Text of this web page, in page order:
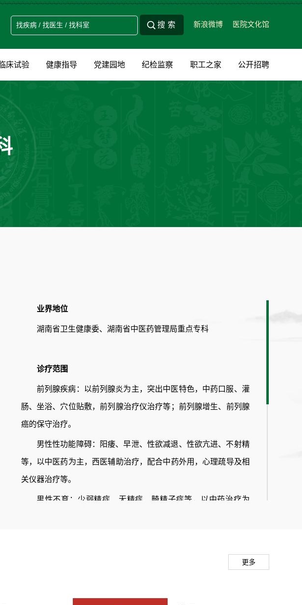
新浪微博 医院文化馆
临床试验 健康指导 党建园地 纪检监察 职工之家 公开招聘
业界地位
湖南省卫生健康委、湖南省中医药管理局重点专科
诊疗范围
前列腺疾病：以前列腺炎为主，突出中医特色，中药口服、灌
肠、坐浴、穴位贴敷，前列腺治疗仪治疗等；前列腺增生、前列腺
癌的保守治疗。
男性性功能障碍：阳痿、早泄、性欲减退、性欲亢进、不射精
等，以中医药为主，西医辅助治疗，配合中药外用，心理疏导及相
关仪器治疗等。
男性不育：少弱精症、无精症、畸精子症等，以中药治疗为
（睾丸附睾炎、尿道感染、包茎、包皮过长，小儿隐匿型阴茎等）
更多